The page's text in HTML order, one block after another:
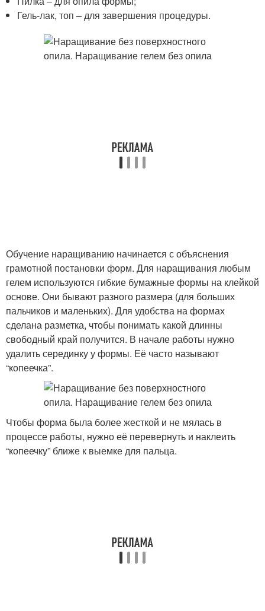
Гель-лак, топ – для завершения процедуры.
Обучение наращиванию начинается с объяснения
грамотной постановки форм. Для наращивания любым
гелем используются гибкие бумажные формы на клейкой
основе. Они бывают разного размера (для больших
пальчиков и маленьких). Для удобства на формах
сделана разметка, чтобы понимать какой длинны
свободный край получится. В начале работы нужно
удалить серединку у формы. Её часто называют
“копеечка”.
Чтобы форма была более жесткой и не мялась в
процессе работы, нужно её перевернуть и наклеить
“копеечку” ближе к выемке для пальца.